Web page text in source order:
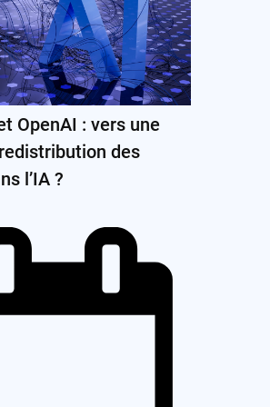
OpenAI : vers une
des
l’IA ?